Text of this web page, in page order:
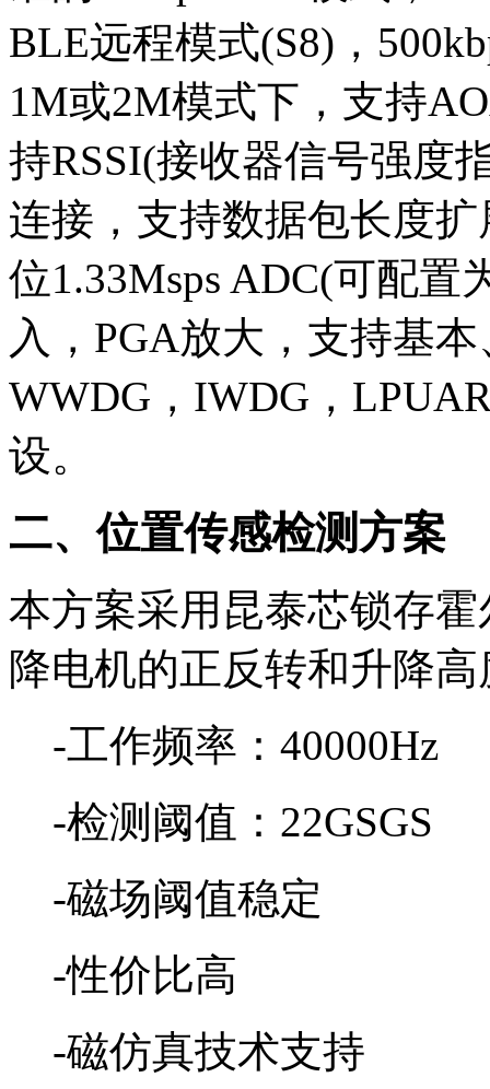
BLE远程模式(S8)，
1M或2M模式下，支持
持RSSI(接收器信号强度
连接，支持数据包长度
位1.33Msps ADC(可配置
入，PGA放大，支持基
WWDG，IWDG，
设。
二、位置传感检测方案
本方案采用昆泰芯锁存
降电机的正反转和升降高
-工作频率：40000Hz
-检测阈值：22GSGS
-磁场阈值稳定
-性价比高
-磁仿真技术支持